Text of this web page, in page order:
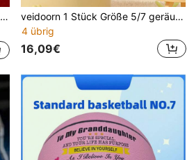
veidoorn 1 Stück Größe 5/7 geräuscharmer Basketball mit waschbarem Stoffbezug, festes Material für Innen- und Außenbereich, synthetisches Material, leises Dribbling, schwarz & orange Farbe, geeignet für Zuhause oder Fitnessstudio, Basketball Zubehör
4 übrig
16,09€